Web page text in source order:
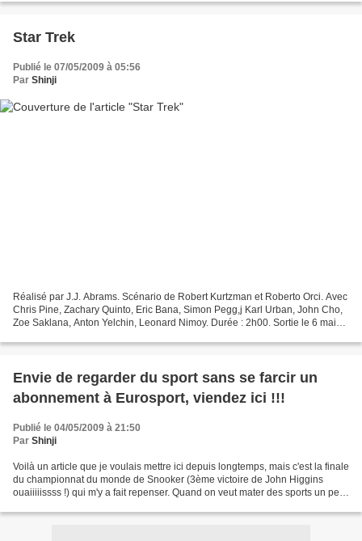
Star Trek
Publié le 07/05/2009 à 05:56
Par Shinji
Réalisé par J.J. Abrams. Scénario de Robert Kurtzman et Roberto Orci. Avec
Chris Pine, Zachary Quinto, Eric Bana, Simon Pegg,j Karl Urban, John Cho,
Zoe Saklana, Anton Yelchin, Leonard Nimoy. Durée : 2h00. Sortie le 6 mai
Envie de regarder du sport sans se farcir un
abonnement à Eurosport, viendez ici !!!
Publié le 04/05/2009 à 21:50
Par Shinji
Voilà un article que je voulais mettre ici depuis longtemps, mais c'est la finale
du championnat du monde de Snooker (3ème victoire de John Higgins
ouaiiiiissss !) qui m'y a fait repenser. Quand on veut mater des sports un peu